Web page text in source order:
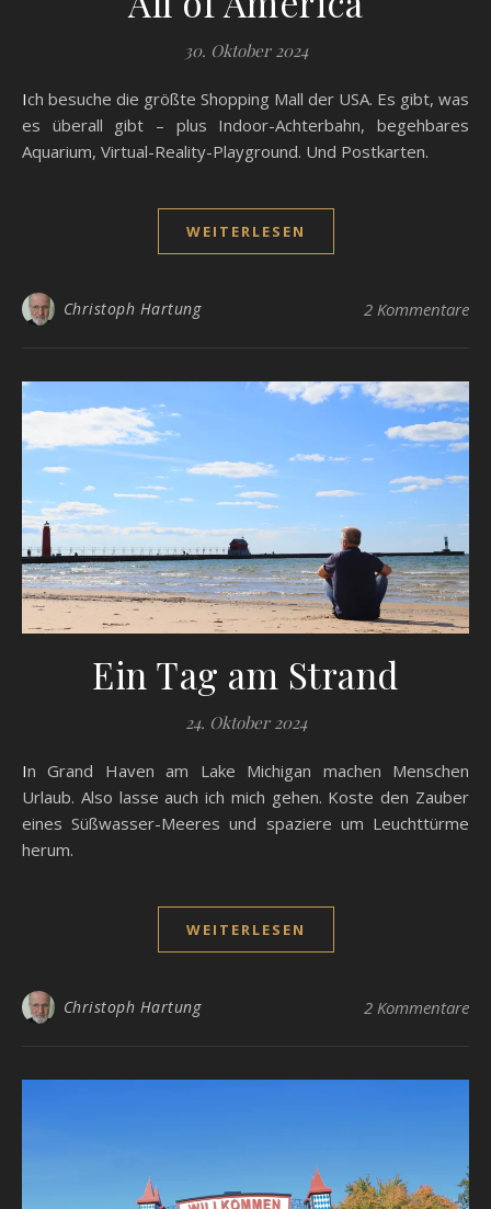
30. Oktober 2024
Ich besuche die größte Shopping Mall der USA. Es gibt, was
es überall gibt – plus Indoor-Achterbahn, begehbares
Aquarium, Virtual-Reality-Playground. Und Postkarten.
WEITERLESEN
Christoph Hartung 2 Kommentare
Ein Tag am Strand
24. Oktober 2024
In Grand Haven am Lake Michigan machen Menschen
Urlaub. Also lasse auch ich mich gehen. Koste den Zauber
eines Süßwasser-Meeres und spaziere um Leuchttürme
herum.
WEITERLESEN
Christoph Hartung 2 Kommentare